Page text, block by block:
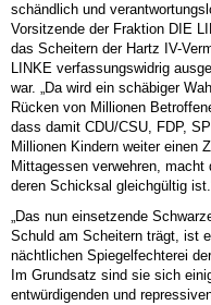
schändlich und
Vorsitzende der Fraktion DIE
das Scheitern der Hartz IV-
LINKE verfassungswidrig
war. „Da wird ein schäbiger
Rücken von Millionen
dass damit CDU/CSU, FDP,
Millionen Kindern weiter einen
Mittagessen verwehren,
deren Schicksal gleichgültig
„Das nun einsetzende
Schuld am Scheitern trägt, ist
nächtlichen Spiegelfechterei
Im Grundsatz sind sie sich
entwürdigenden und